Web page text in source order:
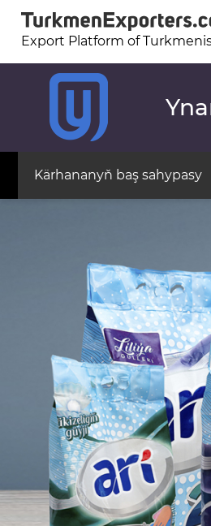
Export Platform of
Kärhananyň baş sahypasy